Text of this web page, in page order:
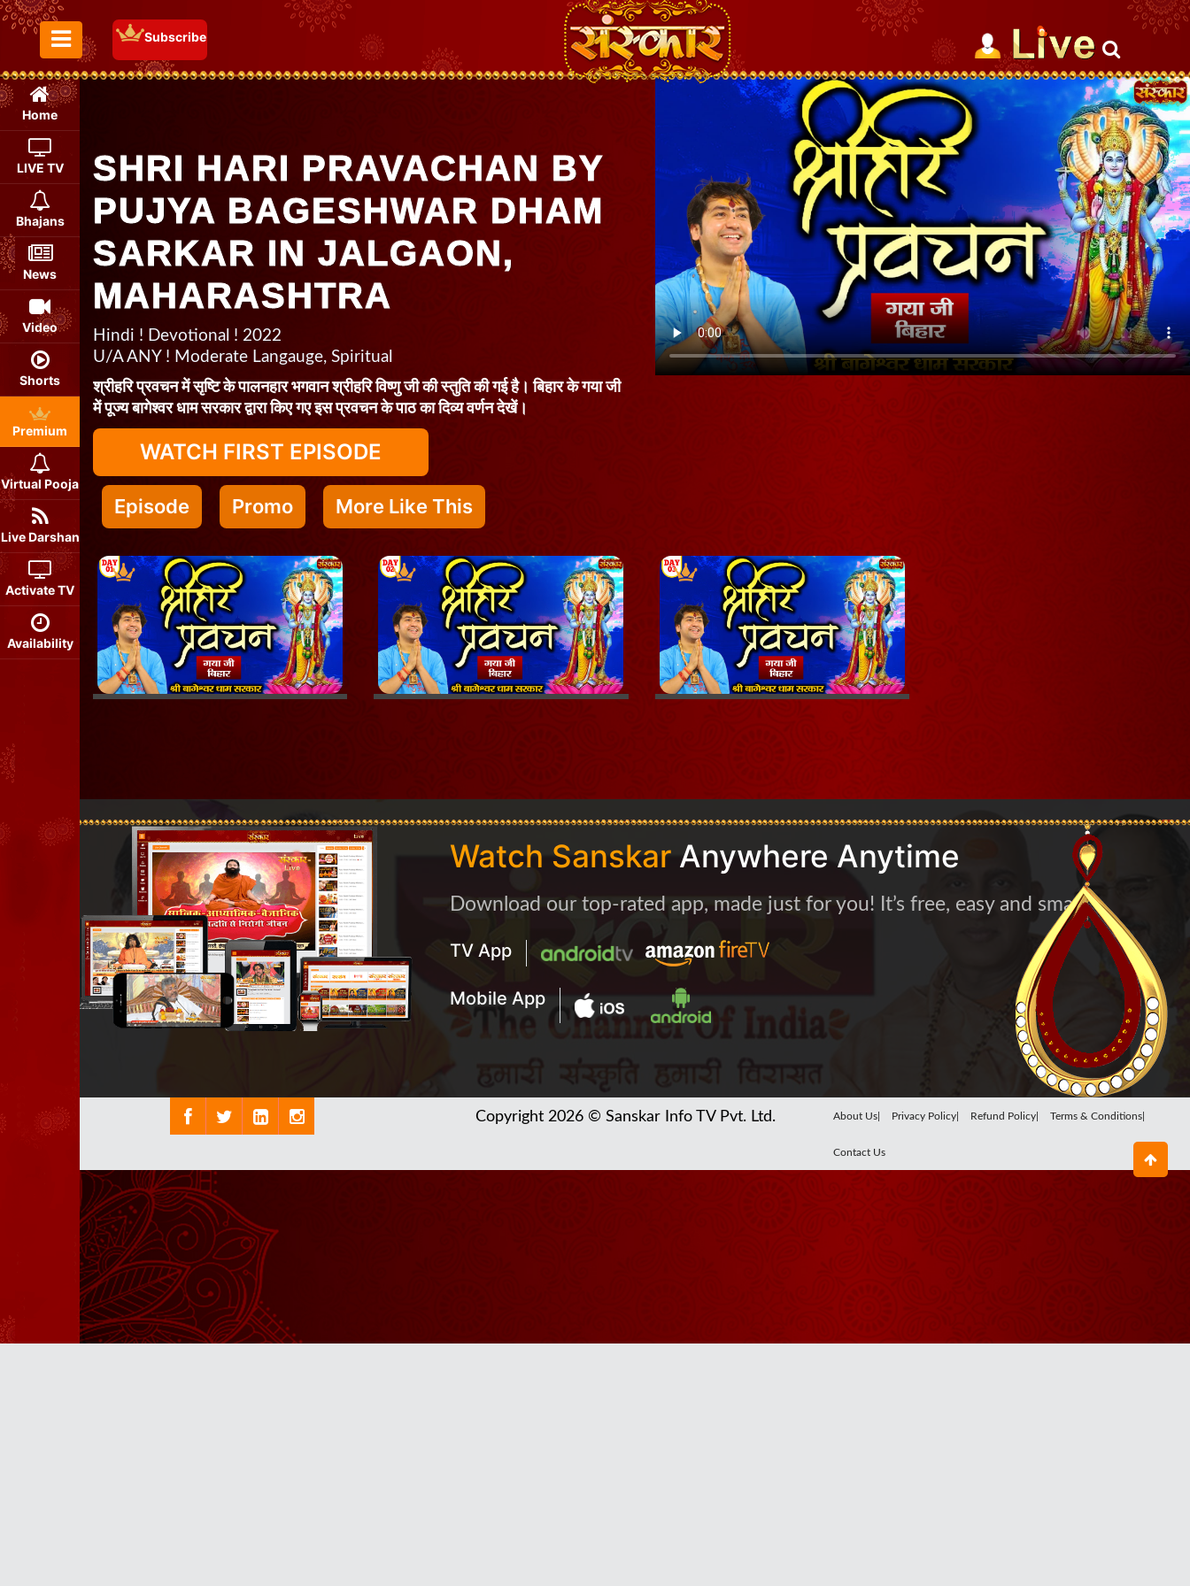
Toggle Menu
Subscribe
Home
LIVE TV
Bhajans
News
Video
Shorts
Premium
Virtual Pooja
Live Darshan
Activate TV
Availability
SHRI HARI PRAVACHAN BY
PUJYA BAGESHWAR DHAM
SARKAR IN JALGAON,
MAHARASHTRA
Hindi ! Devotional ! 2022
U/A ANY ! Moderate Langauge, Spiritual
श्रीहरि प्रवचन में सृष्टि के पालनहार भगवान श्रीहरि विष्णु जी की स्तुति की गई है। बिहार के गया जी
में पूज्य बागेश्वर धाम सरकार द्वारा किए गए इस प्रवचन के पाठ का दिव्य वर्णन देखें।
WATCH FIRST EPISODE
Episode Promo More Like This
Watch Sanskar Anywhere Anytime
Download our top-rated app, made just for you! It’s free, easy and smart
TV App
Mobile App
Copyright 2026 © Sanskar Info TV Pvt. Ltd. About Us| Privacy Policy| Refund Policy| Terms & Conditions|
Contact Us